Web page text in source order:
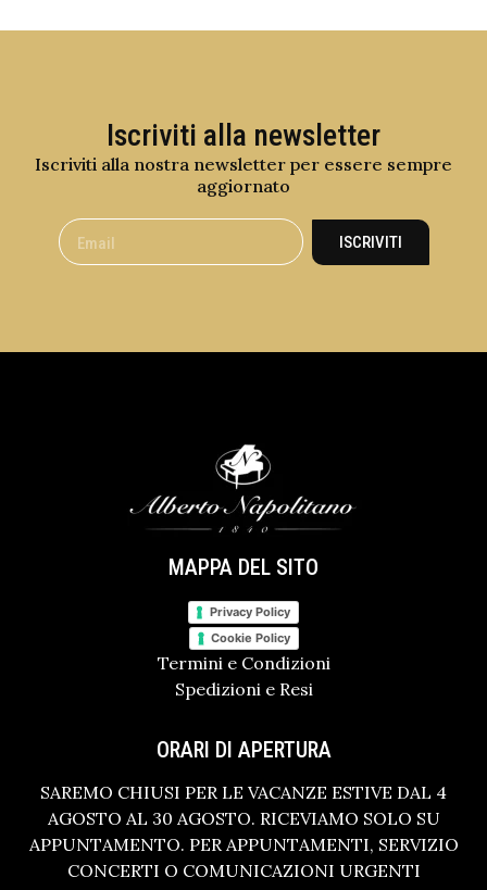
Iscriviti alla newsletter
Iscriviti alla nostra newsletter per essere sempre
aggiornato
ISCRIVITI
MAPPA DEL SITO
Privacy Policy
Cookie Policy
Termini e Condizioni
Spedizioni e Resi
ORARI DI APERTURA
SAREMO CHIUSI PER LE VACANZE ESTIVE DAL 4
AGOSTO AL 30 AGOSTO. RICEVIAMO SOLO SU
APPUNTAMENTO. PER APPUNTAMENTI, SERVIZIO
CONCERTI O COMUNICAZIONI URGENTI